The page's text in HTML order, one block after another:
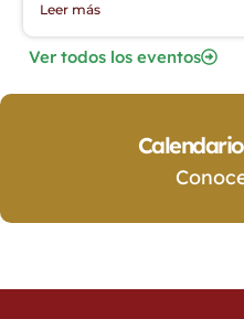
Leer más
Ver todos los eventos